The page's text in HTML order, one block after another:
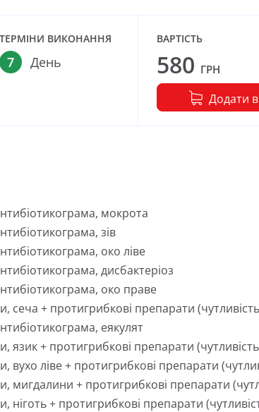
ТЕРМІНИ ВИКОНАННЯ
7 День
ВАРТІСТЬ
580 ГРН
Додати
мокрота
зів
око ліве
дисбактеріоз
око праве
сеча + протигрибкові препарати
еякулят
язик + протигрибкові препарати
вухо ліве + протигрибкові препарати
мигдалини + протигрибкові препарати
ніготь + протигрибкові препарати